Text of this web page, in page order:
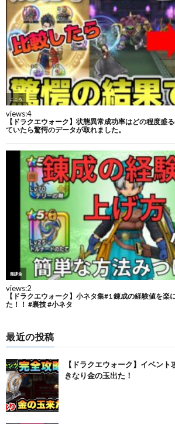
最近の投稿
【ドラクエウォーク】イベン
きなり金の玉出た！